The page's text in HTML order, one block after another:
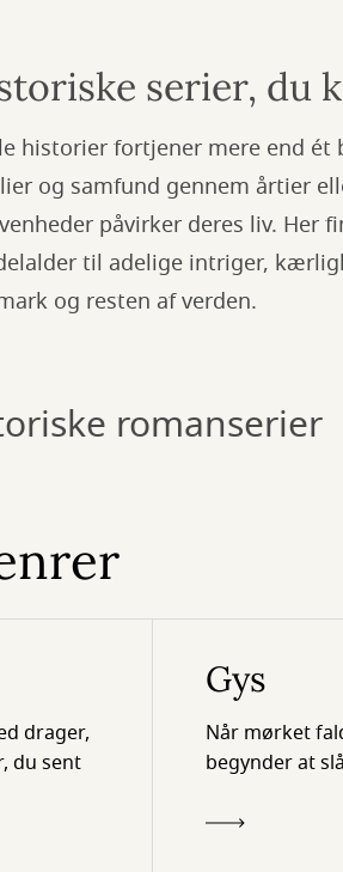
serier, du
historier fortjener mere end ét
og samfund gennem årtier
påvirker deres liv.
til adelige intriger,
og resten af verden.
romanserier
drager,
du sent
Gys
Når mørket
begynder at